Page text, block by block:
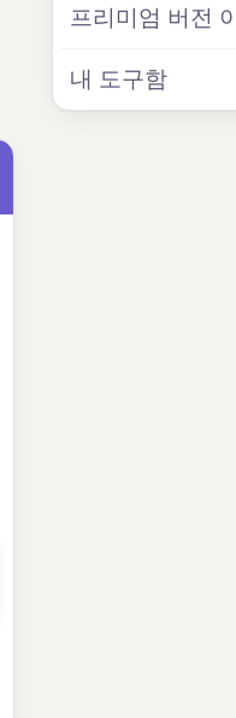
프리미엄 버전
내 도구함